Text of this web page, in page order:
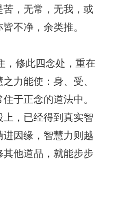
，无常，无我，或
不净，余类推。
修此四念处，重在
力能使：身、受、
于正念的道法中。
，已经得到真实智
因缘，智慧力则越
他道品，就能步步